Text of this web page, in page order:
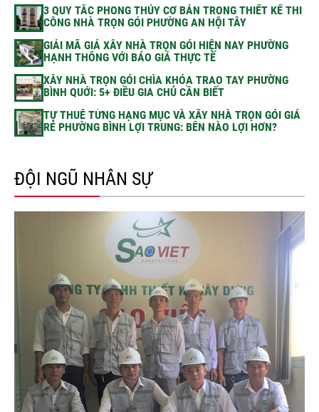
3 QUY TẮC PHONG THỦY CƠ BẢN TRONG THIẾT KẾ THI
CÔNG NHÀ TRỌN GÓI PHƯỜNG AN HỘI TÂY
GIẢI MÃ GIÁ XÂY NHÀ TRỌN GÓI HIỆN NAY PHƯỜNG
HẠNH THÔNG VỚI BÁO GIÁ THỰC TẾ
XÂY NHÀ TRỌN GÓI CHÌA KHÓA TRAO TAY PHƯỜNG
BÌNH QUỚI: 5+ ĐIỀU GIA CHỦ CẦN BIẾT
TỰ THUÊ TỪNG HẠNG MỤC VÀ XÂY NHÀ TRỌN GÓI GIÁ
RẺ PHƯỜNG BÌNH LỢI TRUNG: BÊN NÀO LỢI HƠN?
ĐỘI NGŨ NHÂN SỰ